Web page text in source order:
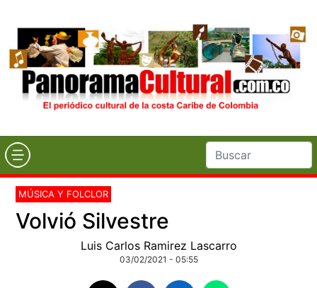
MÚSICA Y FOLCLOR
Volvió Silvestre
Luis Carlos Ramirez Lascarro
03/02/2021 - 05:55